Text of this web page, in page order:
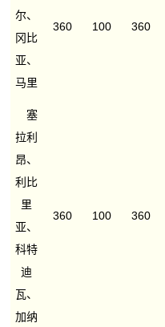
尔、
冈比
亚、
马里
360 100 360
塞
拉利
昂、
利比
里
亚、
科特
迪
瓦、
加纳
360 100 360